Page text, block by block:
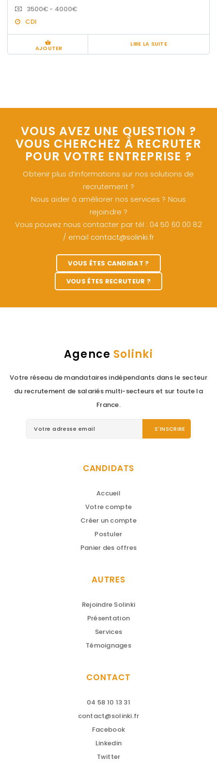
3500€ - 4000€
CDI
AJOUTER
LIRE LA SUITE
VOUS AVEZ UNE QUESTION ?
VOUS CHERCHEZ À RECRUTER
POUR VOTRE ENTREPRISE ?
Obtenir plus d’informations sur nos solutions de
recrutement ?
Nous aider à améliorer nos services ? Nous
rejoindre ?
Vous pouvez nous contacter par tél : 04 50 60 00 82
/ email contact@solinki.fr
VOUS ÊTES CANDIDAT ?
VOUS ÊTES RECRUTEUR ?
Agence Solinki
Votre réseau de mandataires indépendants dans le secteur
du recrutement de salariés multi-secteurs et sur toute la
France.
CANDIDATS
Accueil
Votre compte
Créer un compte
Postuler
Panier des offres
AUTRES
Rejoindre Solinki
Présentation
Services
Témoignages
CONTACT
04 58 10 13 31
contact@solinki.fr
Facebook
Linkedin
Twitter